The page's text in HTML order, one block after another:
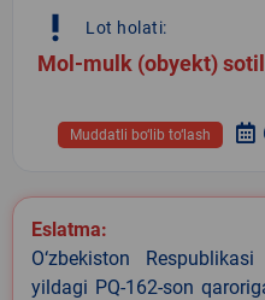
priority_high Lot holati:
Mol-mulk (obyekt)
Muddatli bo‘lib to‘lash
Eslatma:
O‘zbekiston
yildagi PQ-162-son